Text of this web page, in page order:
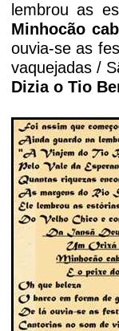
lembrou as
Minhocão
ouvia-se as
vaquejadas /
Dizia o Tio